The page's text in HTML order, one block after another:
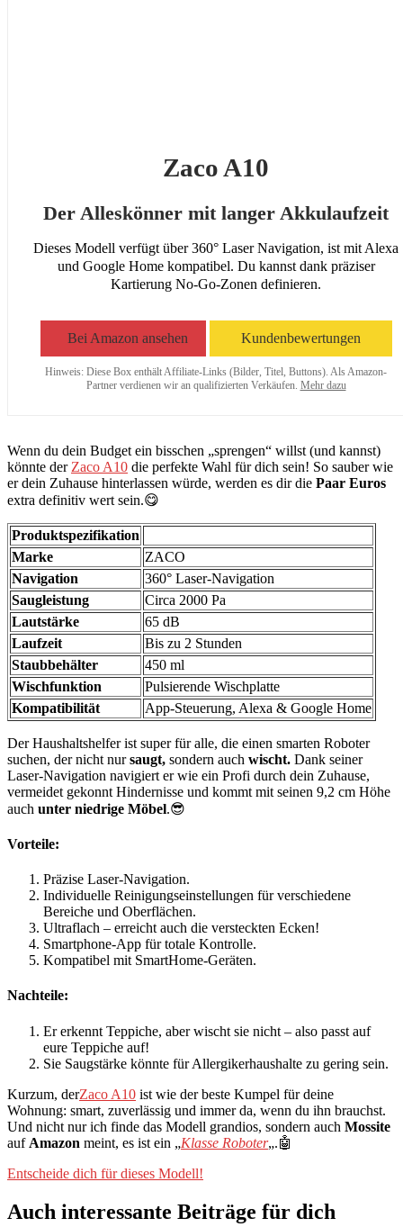
Zaco A10
Der Alleskönner mit langer Akkulaufzeit
Dieses Modell verfügt über 360° Laser Navigation, ist mit Alexa
und Google Home kompatibel. Du kannst dank präziser
Kartierung No-Go-Zonen definieren.
Bei Amazon ansehen Kundenbewertungen
Hinweis: Diese Box enthält Affiliate-Links (Bilder, Titel, Buttons). Als Amazon-
Partner verdienen wir an qualifizierten Verkäufen. Mehr dazu
Wenn du dein Budget ein bisschen „sprengen“ willst (und kannst)
könnte der Zaco A10 die perfekte Wahl für dich sein! So sauber wie
er dein Zuhause hinterlassen würde, werden es dir die Paar Euros
extra definitiv wert sein.😋
Produktspezifikation
Marke
ZACO
Navigation
360° Laser-Navigation
Saugleistung
Circa 2000 Pa
Lautstärke
65 dB
Laufzeit
Bis zu 2 Stunden
Staubbehälter
450 ml
Wischfunktion
Pulsierende Wischplatte
Kompatibilität
App-Steuerung, Alexa & Google Home
Der Haushaltshelfer ist super für alle, die einen smarten Roboter
suchen, der nicht nursaugt, sondern auch wischt. Dank seiner
Laser-Navigation navigiert er wie ein Profi durch dein Zuhause,
vermeidet gekonnt Hindernisse und kommt mit seinen 9,2 cm Höhe
auch unter niedrige Möbel.😎
Vorteile:
Präzise Laser-Navigation.
Individuelle Reinigungseinstellungen für verschiedene
Bereiche und Oberflächen.
Ultraflach – erreicht auch die versteckten Ecken!
Smartphone-App für totale Kontrolle.
Kompatibel mit SmartHome-Geräten.
Nachteile:
Er erkennt Teppiche, aber wischt sie nicht – also passt auf
eure Teppiche auf!
Sie Saugstärke könnte für Allergikerhaushalte zu gering sein.
Kurzum, derZaco A10 ist wie der beste Kumpel für deine
Wohnung: smart, zuverlässig und immer da, wenn du ihn brauchst.
Und nicht nur ich finde das Modell grandios, sondern auch Mossite
auf Amazon meint, es ist ein „Klasse Roboter„.🤖
Entscheide dich für dieses Modell!
Auch interessante Beiträge für dich